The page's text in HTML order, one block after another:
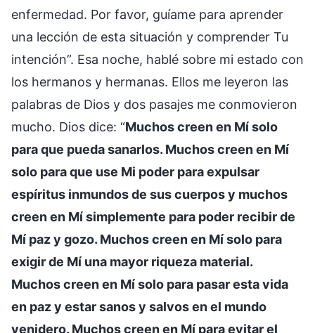
enfermedad. Por favor, guíame para aprender
una lección de esta situación y comprender Tu
intención”. Esa noche, hablé sobre mi estado con
los hermanos y hermanas. Ellos me leyeron las
palabras de Dios y dos pasajes me conmovieron
mucho. Dios dice: “Muchos creen en Mí solo
para que pueda sanarlos. Muchos creen en Mí
solo para que use Mi poder para expulsar
espíritus inmundos de sus cuerpos y muchos
creen en Mí simplemente para poder recibir de
Mí paz y gozo. Muchos creen en Mí solo para
exigir de Mí una mayor riqueza material.
Muchos creen en Mí solo para pasar esta vida
en paz y estar sanos y salvos en el mundo
venidero. Muchos creen en Mí para evitar el